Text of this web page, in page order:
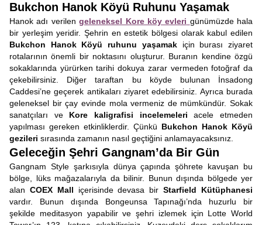
Bukchon Hanok Köyü Ruhunu Yaşamak
Hanok adı verilengeleneksel Kore köy evleri günümüzde hala
bir yerleşim yeridir. Şehrin en estetik bölgesi olarak kabul edilen
Bukchon Hanok Köyü ruhunu yaşamakiçin burası ziyaret
rotalarının önemli bir noktasını oluşturur. Buranın kendine özgü
sokaklarında yürürken tarihi dokuya zarar vermeden fotoğraf da
çekebilirsiniz. Diğer taraftan bu köyde bulunan İnsadong
Caddesi’ne geçerek antikaları ziyaret edebilirsiniz. Ayrıca burada
geleneksel bir çay evinde mola vermeniz de mümkündür. Sokak
sanatçıları ve Kore kaligrafisi incelemeleri acele etmeden
yapılması gereken etkinliklerdir. Çünkü Bukchon Hanok Köyü
gezileri sırasında zamanın nasıl geçtiğini anlamayacaksınız.
Geleceğin Şehri Gangnam’da Bir Gün
Gangnam Style şarkısıyla dünya çapında şöhrete kavuşan bu
bölge, lüks mağazalarıyla da bilinir. Bunun dışında bölgede yer
alan COEX Mall içerisinde devasa birStarfield Kütüphanesi
vardır. Bunun dışında Bongeunsa Tapınağı’nda huzurlu bir
şekilde meditasyon yapabilir ve şehri izlemek için Lotte World